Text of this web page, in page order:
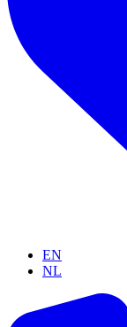
EN
NL